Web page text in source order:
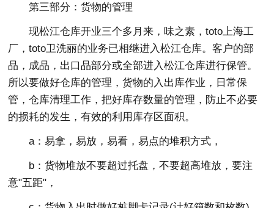
第三部分：货物的管理
现松江仓库开业三个多月来，味之素，toto上海工
厂，toto卫洗丽的业务已相继进入松江仓库。客户的部
品，成品，出口品部分或全部进入松江仓库进行保管。
所以要做好仓库的管理，货物的入出库作业，日常保
管，仓库清理工作，把好库存数量的管理，防止不必要
的损耗的发生，有效的利用库存区面积。
a：易拿，易放，易看，易点的堆积方式，
b：货物堆放不要超过托盘，不要超高堆放，要注
意"五距"，